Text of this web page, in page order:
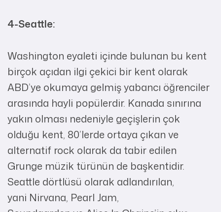
4-Seattle:
Washington eyaleti içinde bulunan bu kent
birçok açıdan ilgi çekici bir kent olarak
ABD’ye okumaya gelmiş yabancı öğrenciler
arasında hayli popülerdir. Kanada sınırına
yakın olması nedeniyle geçişlerin çok
olduğu kent, 80’lerde ortaya çıkan ve
alternatif rock olarak da tabir edilen
Grunge müzik türünün de başkentidir.
Seattle dörtlüsü olarak adlandırılan,
yani Nirvana, Pearl Jam,